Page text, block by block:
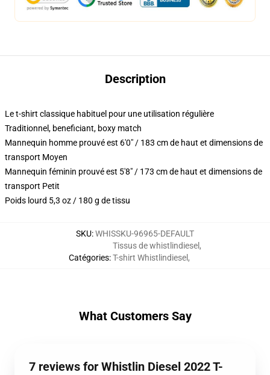
Description
Le t-shirt classique habituel pour une utilisation régulière
Traditionnel, beneficiant, boxy match
Mannequin homme prouvé est 6'0" / 183 cm de haut et dimensions de
transport Moyen
Mannequin féminin prouvé est 5'8" / 173 cm de haut et dimensions de
transport Petit
Poids lourd 5,3 oz / 180 g de tissu
SKU:WHISSKU-96965-DEFAULT
Catégories:
Tissus de whistlindiesel,
T-shirt Whistlindiesel,
What Customers Say
7 reviews for Whistlin Diesel 2022 T-